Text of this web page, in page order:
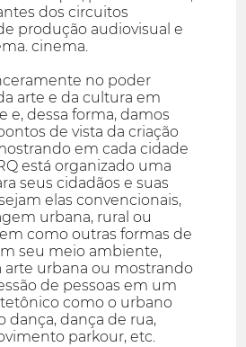
dos circuitos
produção audiovisual e
cinema.
no poder
arte e da cultura em
e, dessa forma, damos
de vista da criação
em cada cidade
está organizado uma
seus cidadãos e suas
elas convencionais,
urbana, rural ou
como outras formas de
seu meio ambiente,
arte urbana ou mostrando
de pessoas em um
como o urbano
dança, dança de rua,
parkour, etc.